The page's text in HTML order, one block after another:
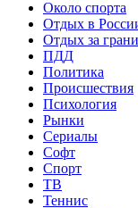
Около спорта
Отдых в
Отдых за
ПДД
Политика
Происшествия
Психология
Рынки
Сериалы
Софт
Спорт
ТВ
Теннис